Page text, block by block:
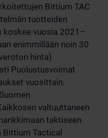
Bittium TAC
tuotteiden
koskee vuosia 2021–
enimmillään noin 30
hinta).
Puolustusvoimat
vuosittain.
valtuuttaneen
taktiseen
Tactical